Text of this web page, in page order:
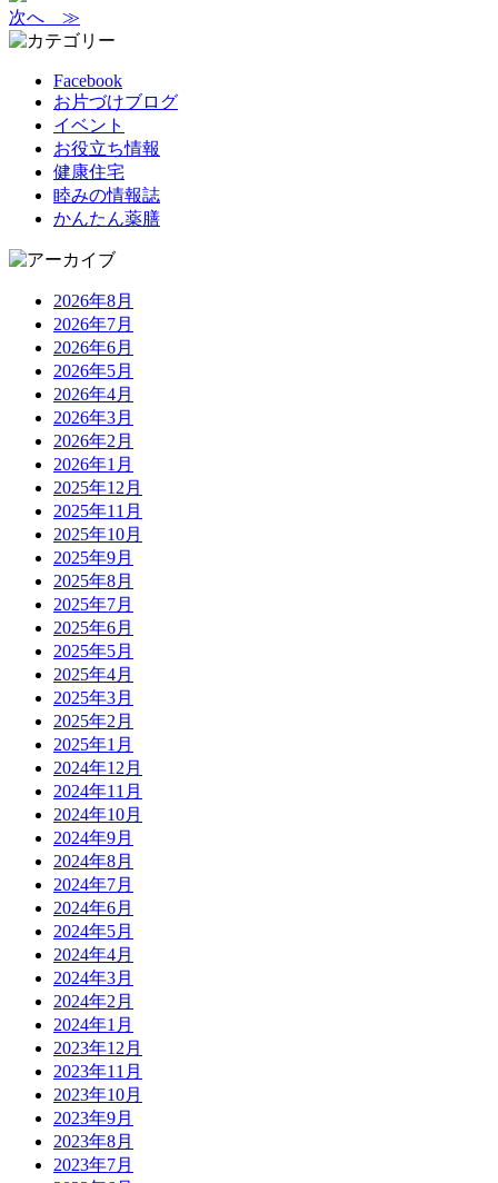
次へ ≫
Facebook
お片づけブログ
イベント
お役立ち情報
健康住宅
睦みの情報誌
かんたん薬膳
2026年8月
2026年7月
2026年6月
2026年5月
2026年4月
2026年3月
2026年2月
2026年1月
2025年12月
2025年11月
2025年10月
2025年9月
2025年8月
2025年7月
2025年6月
2025年5月
2025年4月
2025年3月
2025年2月
2025年1月
2024年12月
2024年11月
2024年10月
2024年9月
2024年8月
2024年7月
2024年6月
2024年5月
2024年4月
2024年3月
2024年2月
2024年1月
2023年12月
2023年11月
2023年10月
2023年9月
2023年8月
2023年7月